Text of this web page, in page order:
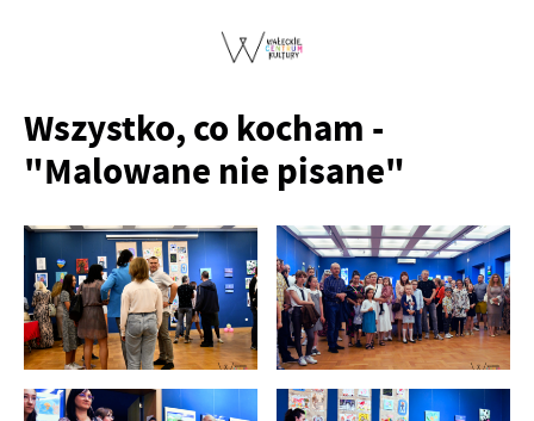
Wszystko, co kocham -
"Malowane nie pisane"